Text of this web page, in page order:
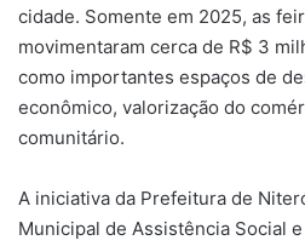
cidade. Somente em 2025, as
movimentaram cerca de R$ 3
como importantes espaços de
econômico, valorização do
comunitário.
A iniciativa da Prefeitura de
Municipal de Assistência Social